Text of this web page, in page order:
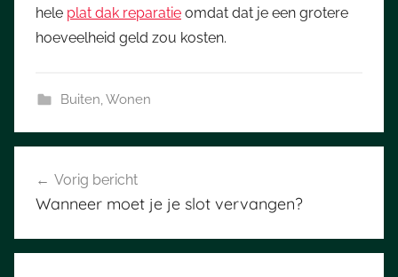
hele plat dak reparatie omdat dat je een grotere
hoeveelheid geld zou kosten.
Buiten,Wonen
navigatie
Vorig bericht
Wanneer moet je je slot vervangen?